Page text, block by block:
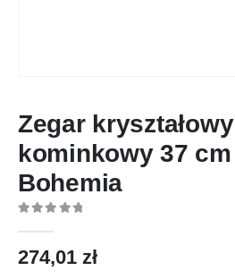
Zegar kryształowy
kominkowy 37 cm
Bohemia
274,01 zł